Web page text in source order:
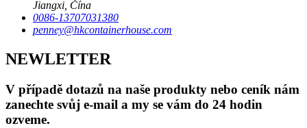
Jiangxi, Čína
0086-13707031380
penney@hkcontainerhouse.com
NEWLETTER
V případě dotazů na naše produkty nebo ceník nám
zanechte svůj e-mail a my se vám do 24 hodin
ozveme.